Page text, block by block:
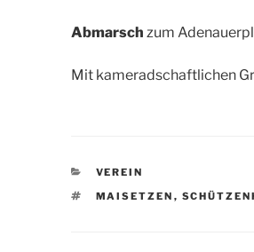
Abmarsch zum
Mit kameradschaftlichen
KATEGORIEN
VEREIN
SCHLAGWÖRTER
MAISETZEN ,